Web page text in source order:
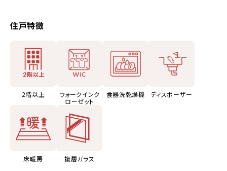
住戸特徴
2階以上
ウォークインク
ローゼット
食器洗乾燥機 ディスポーザー
床暖房 複層ガラス